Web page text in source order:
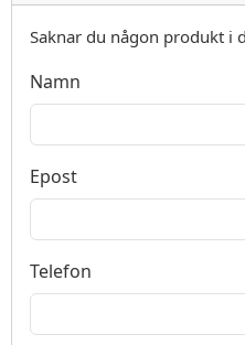
Saknar du någon produkt i
Namn
Epost
Telefon